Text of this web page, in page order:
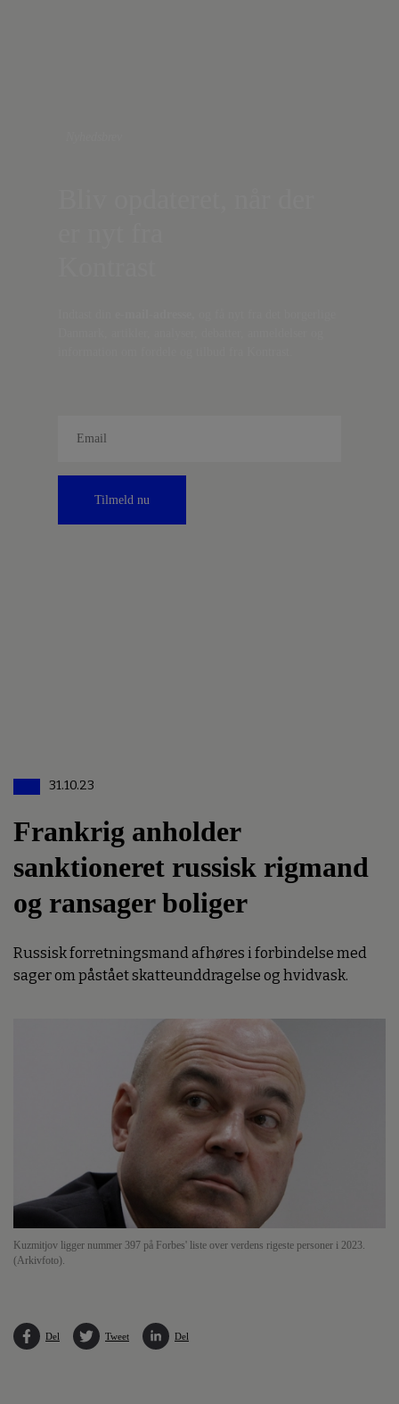
Tilmeld nu
31.10.23
Frankrig anholder
sanktioneret russisk rigmand
og ransager boliger
Russisk forretningsmand afhøres i forbindelse med
sager om påstået skatteunddragelse og hvidvask.
Kuzmitjov ligger nummer 397 på Forbes' liste over verdens rigeste personer i 2023.
(Arkivfoto).
Del Tweet Del